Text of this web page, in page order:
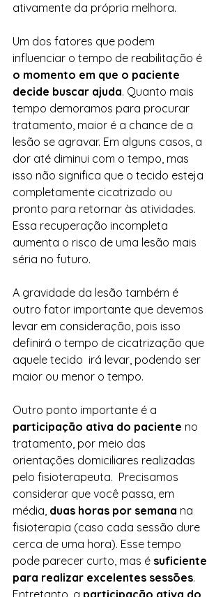
ativamente da própria melhora.
Um dos fatores que podem
influenciar o tempo de reabilitação é
o momento em que o paciente
decide buscar ajuda. Quanto mais
tempo demoramos para procurar
tratamento, maior é a chance de a
lesão se agravar. Em alguns casos, a
dor até diminui com o tempo, mas
isso não significa que o tecido esteja
completamente cicatrizado ou
pronto para retornar às atividades.
Essa recuperação incompleta
aumenta o risco de uma lesão mais
séria no futuro.
A gravidade da lesão também é
outro fator importante que devemos
levar em consideração, pois isso
definirá o tempo de cicatrização que
aquele tecido  irá levar, podendo ser
maior ou menor o tempo.
Outro ponto importante é a
participação ativa do paciente no
tratamento, por meio das
orientações domiciliares realizadas
pelo fisioterapeuta.  Precisamos
considerar que você passa, em
média, duas horas por semana na
fisioterapia (caso cada sessão dure
cerca de uma hora). Esse tempo
pode parecer curto, mas é suficiente
para realizar excelentes sessões.